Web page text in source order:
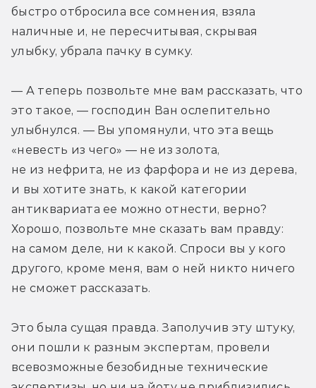
быстро отбросила все сомнения, взяла
наличные и, не пересчитывая, скрывая
улыбку, убрала пачку в сумку.
— А теперь позвольте мне вам рассказать, что
это такое, — господин Ван ослепительно
улыбнулся. — Вы упомянули, что эта вещь
«невесть из чего» — не из золота,
не из нефрита, не из фарфора и не из дерева,
и вы хотите знать, к какой категории
антиквариата ее можно отнести, верно?
Хорошо, позвольте мне сказать вам правду:
на самом деле, ни к какой. Спроси вы у кого
другого, кроме меня, вам о ней никто ничего
не сможет рассказать.
Это была сущая правда. Заполучив эту штуку,
они пошли к разным экспертам, провели
всевозможные безобидные технические